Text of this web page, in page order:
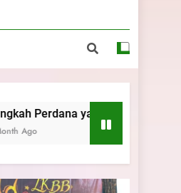
Disiplin,
Pasus Jatayudha